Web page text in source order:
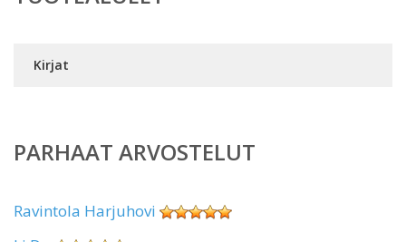
Kirjat
PARHAAT ARVOSTELUT
Ravintola Harjuhovi